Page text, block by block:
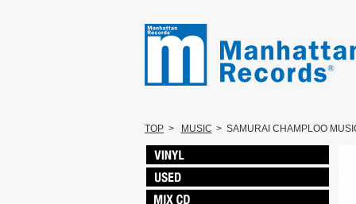
TOP > MUSIC > SAMURAI CHAMPLOO